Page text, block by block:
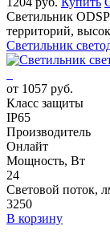
Светильник
территорий,
Светильник
от 1057 руб.
Класс защиты
IP65
Производитель
Онлайт
Мощность, Вт
24
Световой поток,
3250
В корзину